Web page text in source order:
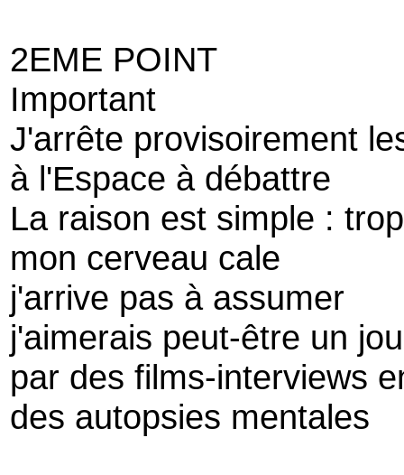
2EME POINT
Important
J'arrête provisoirement
à l'Espace à débattre
La raison est simple :
mon cerveau cale
j'arrive pas à assumer
j'aimerais peut-être un
par des films-interviews
des autopsies mentales